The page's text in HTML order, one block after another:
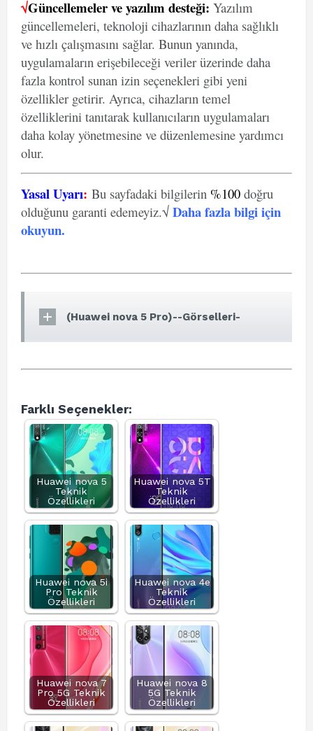
√Güncellemeler ve yazılım desteği: Yazılım
güncellemeleri, teknoloji cihazlarının daha sağlıklı
ve hızlı çalışmasını sağlar. Bunun yanında,
uygulamaların erişebileceği veriler üzerinde daha
fazla kontrol sunan izin seçenekleri gibi yeni
özellikler getirir. Ayrıca, cihazların temel
özelliklerini tanıtarak kullanıcıların uygulamaları
daha kolay yönetmesine ve düzenlemesine yardımcı
olur.
Yasal Uyarı: Bu sayfadaki bilgilerin %100 doğru
olduğunu garanti edemeyiz.√ Daha fazla bilgi için
okuyun.
(Huawei nova 5 Pro)--Görselleri-
Farklı Seçenekler:
Huawei nova 5
Teknik
Özellikleri
Huawei nova 5T
Teknik
Özellikleri
Huawei nova 5i
Pro Teknik
Özellikleri
Huawei nova 4e
Teknik
Özellikleri
Huawei nova 7
Pro 5G Teknik
Özellikleri
Huawei nova 8
5G Teknik
Özellikleri